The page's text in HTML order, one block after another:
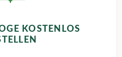
KOSTENLOS